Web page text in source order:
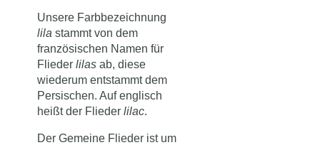
Unsere Farbbezeichnung
lila stammt von dem
französischen Namen für
Flieder lilas ab, diese
wiederum entstammt dem
Persischen. Auf englisch
heißt der Flieder lilac.
Der Gemeine Flieder ist um